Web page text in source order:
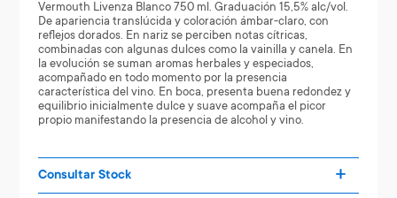
Vermouth Livenza Blanco 750 ml. Graduación 15,5% alc/vol.
De apariencia translúcida y coloración ámbar-claro, con
reflejos dorados. En nariz se perciben notas cítricas,
combinadas con algunas dulces como la vainilla y canela. En
la evolución se suman aromas herbales y especiados,
acompañado en todo momento por la presencia
característica del vino. En boca, presenta buena redondez y
equilibrio inicialmente dulce y suave acompaña el picor
propio manifestando la presencia de alcohol y vino.
Consultar Stock